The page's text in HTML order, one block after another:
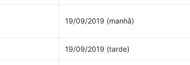
19/09/2019 (manhã)
19/09/2019 (tarde)